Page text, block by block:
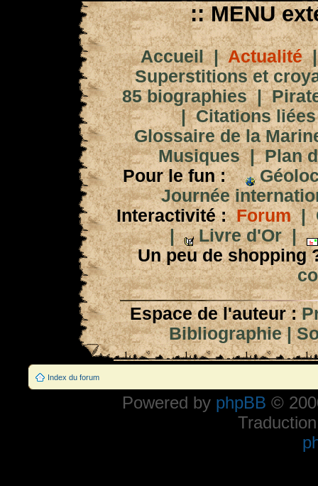
:: MENU
Accueil|Actualité
Superstitions et
85 biographies|
|Citations
Glossaire de la
Musiques|Plan
Pour le fun :
Journée
Interactivité : Forum|
|
Livre d'Or|
Un peu de shopping
Espace de l'auteur :
Bibliographie|
Index du forum
Powered by phpBB ©